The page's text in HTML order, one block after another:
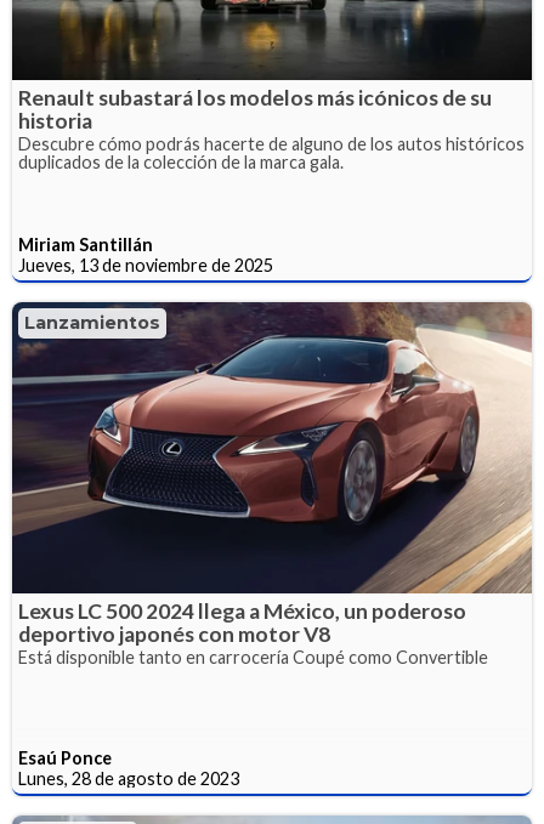
Renault subastará los modelos más icónicos de su
historia
Descubre cómo podrás hacerte de alguno de los autos históricos
duplicados de la colección de la marca gala.
Miriam Santillán
Jueves, 13 de noviembre de 2025
Lanzamientos
Lexus LC 500 2024 llega a México, un poderoso
deportivo japonés con motor V8
Está disponible tanto en carrocería Coupé como Convertible
Esaú Ponce
Lunes, 28 de agosto de 2023